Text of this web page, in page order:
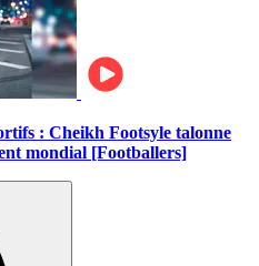
: Cheikh Footsyle talonne
mondial [Footballers]